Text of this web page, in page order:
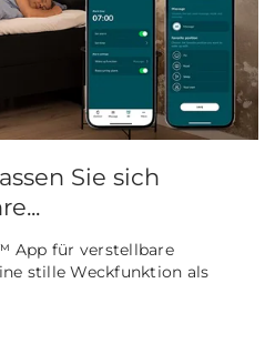
Sie sich
App für verstellbare
stille Weckfunktion als